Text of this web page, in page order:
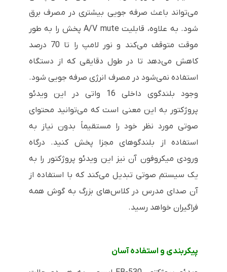
می‌تواند باعث صرفه جویی بیشتری در مصرف برق
شود. به علاوه، قابلیت A/V muteپخش را به طور
موقت متوقف می‌کند و نور لامپ را تا 70 درصد
کاهش می‌دهد تا در طول دقایقی که از دستگاه
استفاده نمی‌شود در مصرف انرژی صرفه جویی شود.
وجود بلندگوی داخلی 16 واتی در این ویدئو
پروژکتور به این معنی است که می‌توانید محتوای
صوتی مورد نظر خود را مستقیماً بدون نیاز به
استفاده از بلندگوهای مجزا پخش کنید. درگاه
ورودی میکروفون آن نیز این ویدئو پروژکتور را به
یک سیستم صوتی تبدیل می‌کند که با استفاده از
آن صدای مدرس در کلاس‌های بزرگ به گوش همه
فراگیران خواهد رسید.
پیکربندی و استفاده آسان